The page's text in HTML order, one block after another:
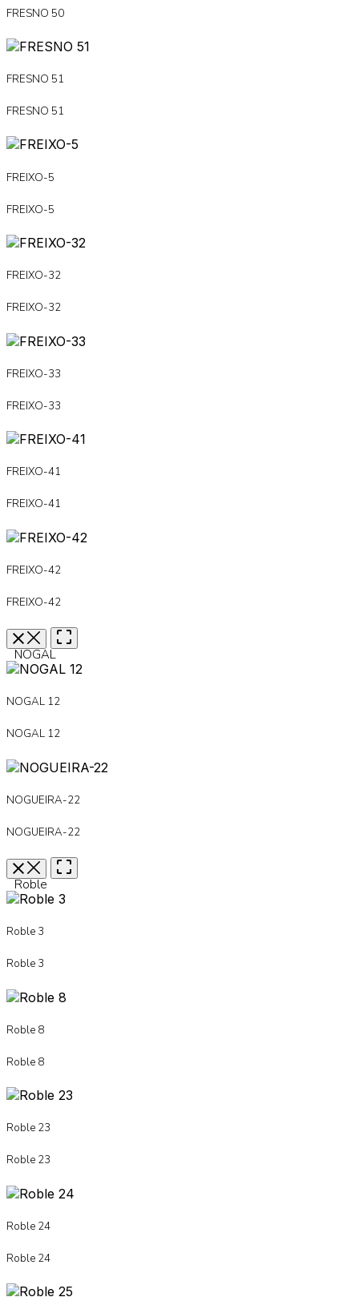
FRESNO 50
FRESNO 51
FRESNO 51
FREIXO-5
FREIXO-5
FREIXO-32
FREIXO-32
FREIXO-33
FREIXO-33
FREIXO-41
FREIXO-41
FREIXO-42
FREIXO-42
NOGAL
NOGAL 12
NOGAL 12
NOGUEIRA-22
NOGUEIRA-22
Roble
Roble 3
Roble 3
Roble 8
Roble 8
Roble 23
Roble 23
Roble 24
Roble 24